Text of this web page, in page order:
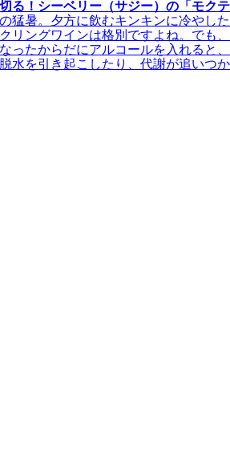
る！シーベリー（サジー）の「モクテ
猛暑。夕方に飲むキンキンに冷やした
リングワインは格別ですよね。でも、
ったからだにアルコールを入れると、
水を引き起こしたり、代謝が追いつか